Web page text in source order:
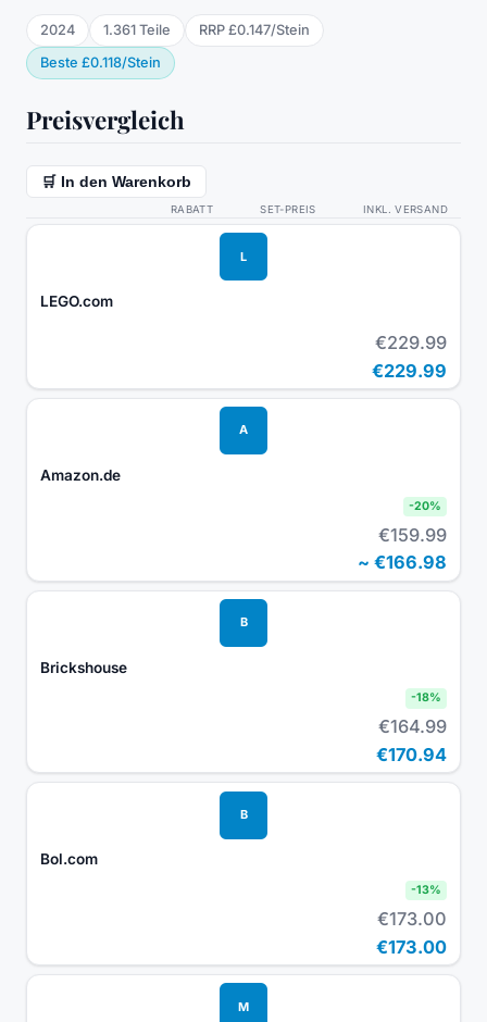
2024 1.361 Teile RRP £0.147/Stein
Beste £0.118/Stein
Preisvergleich
🛒 In den Warenkorb
RABATT SET-PREIS INKL. VERSAND
L
LEGO.com
€229.99
€229.99
A
Amazon.de
-20%
€159.99
~ €166.98
B
Brickshouse
-18%
€164.99
€170.94
B
Bol.com
-13%
€173.00
€173.00
M